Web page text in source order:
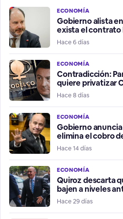
ECONOMÍA
Gobierno alista
exista el contrato
afirma que no es
Hace 6 días
ECONOMÍA
Contradicción:
quiere privatizar
Gobierno lo
Hace 8 días
ECONOMÍA
Gobierno
elimina el cobro
intereses
Hace 14 días
ECONOMÍA
Quiroz descarta
bajen a niveles
refinerías
Hace 29 días